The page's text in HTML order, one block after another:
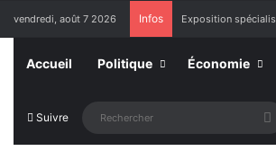
vendredi, août 7 2026 Infos Exposition
Accueil Politique Économie
Suivre